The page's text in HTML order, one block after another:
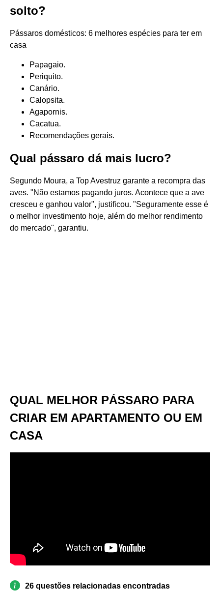
solto?
Pássaros domésticos: 6 melhores espécies para ter em
casa
Papagaio.
Periquito.
Canário.
Calopsita.
Agapornis.
Cacatua.
Recomendações gerais.
Qual pássaro dá mais lucro?
Segundo Moura, a Top Avestruz garante a recompra das
aves. "Não estamos pagando juros. Acontece que a ave
cresceu e ganhou valor", justificou. "Seguramente esse é
o melhor investimento hoje, além do melhor rendimento
do mercado", garantiu.
QUAL MELHOR PÁSSARO PARA
CRIAR EM APARTAMENTO OU EM
CASA
26 questões relacionadas encontradas